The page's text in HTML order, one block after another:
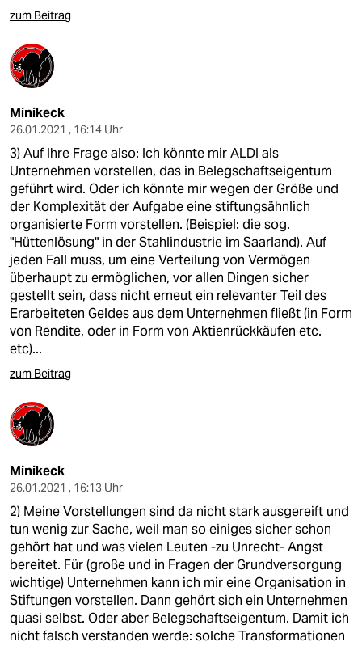
zum Beitrag
Minikeck
26.01.2021 , 16:14 Uhr
3) Auf Ihre Frage also: Ich könnte mir ALDI als
Unternehmen vorstellen, das in Belegschaftseigentum
geführt wird. Oder ich könnte mir wegen der Größe und
der Komplexität der Aufgabe eine stiftungsähnlich
organisierte Form vorstellen. (Beispiel: die sog.
"Hüttenlösung" in der Stahlindustrie im Saarland). Auf
jeden Fall muss, um eine Verteilung von Vermögen
überhaupt zu ermöglichen, vor allen Dingen sicher
gestellt sein, dass nicht erneut ein relevanter Teil des
Erarbeiteten Geldes aus dem Unternehmen fließt (in Form
von Rendite, oder in Form von Aktienrückkäufen etc.
etc)...
zum Beitrag
Minikeck
26.01.2021 , 16:13 Uhr
2) Meine Vorstellungen sind da nicht stark ausgereift und
tun wenig zur Sache, weil man so einiges sicher schon
gehört hat und was vielen Leuten -zu Unrecht- Angst
bereitet. Für (große und in Fragen der Grundversorgung
wichtige) Unternehmen kann ich mir eine Organisation in
Stiftungen vorstellen. Dann gehört sich ein Unternehmen
quasi selbst. Oder aber Belegschaftseigentum. Damit ich
nicht falsch verstanden werde: solche Transformationen